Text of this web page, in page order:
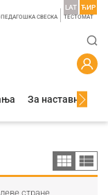
ПЕДАГОШКА СВЕСКА TЕСТОМАТ
LAT ЋИР
За наставнике
стране